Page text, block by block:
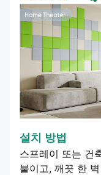
설치 방법
스프레이 또는 건
붙이고, 깨끗 한